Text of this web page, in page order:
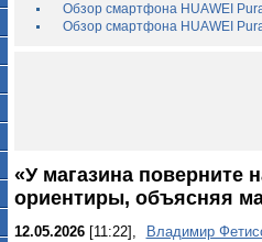
Обзор смартфона HUAWEI
Обзор смартфона HUAWEI
«У магазина поверните
ориентиры, объясняя
12.05.2026[11:22],
Владимир